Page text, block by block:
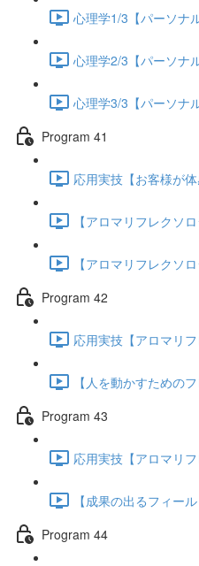
心理学1/3【パーソナ
心理学2/3【パーソナ
心理学3/3【パーソナ
Program 41
応用実技【お客様が
【アロマリフレクソ
【アロマリフレクソ
Program 42
応用実技【アロマリ
【人を動かすための
Program 43
応用実技【アロマリ
【成果の出るフィー
Program 44